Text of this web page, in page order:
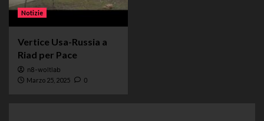
Notizie
Vertice Usa-Russia a
Riad per Pace
n8-woltlab
Marzo 25, 2025 0